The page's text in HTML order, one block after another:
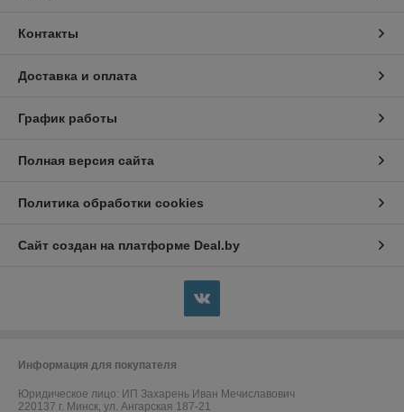
Контакты
Доставка и оплата
График работы
Полная версия сайта
Политика обработки cookies
Сайт создан на платформе Deal.by
Информация для покупателя
Юридическое лицо: ИП Захарень Иван Мечиславович
220137 г. Минск, ул. Ангарская 187-21